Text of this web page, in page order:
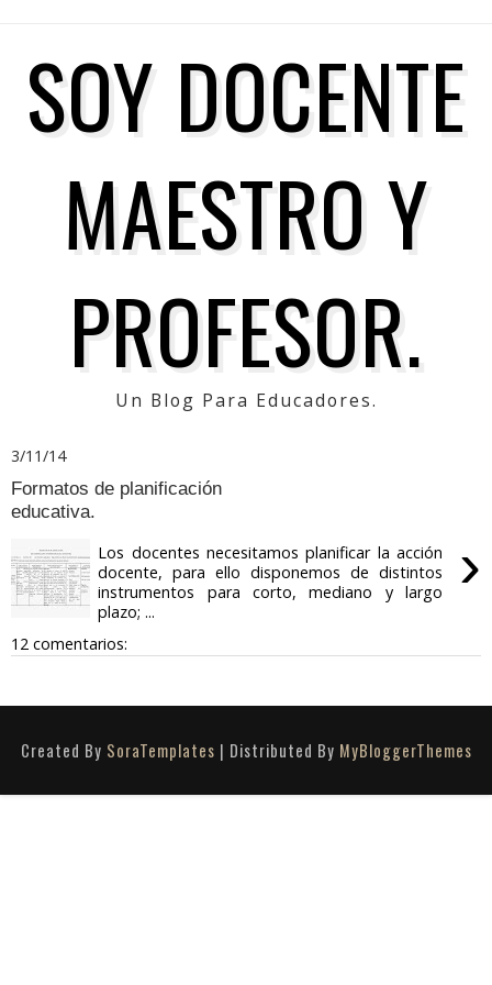
SOY DOCENTE
MAESTRO Y
PROFESOR.
Un Blog Para Educadores.
3/11/14
Formatos de planificación
educativa.
›
Los docentes necesitamos planificar la acción
docente, para ello disponemos de distintos
instrumentos para corto, mediano y largo
plazo; ...
12 comentarios:
Created By SoraTemplates | Distributed By MyBloggerThemes